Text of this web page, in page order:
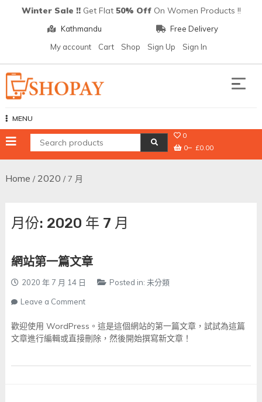
Winter Sale !! Get Flat 50% Off On Women Products !!
Kathmandu
Free Delivery
My account
Cart Shop Sign Up Sign In
MENU
0
0
£0.00
Home / 2020 / 7 月
月份: 2020 年 7 月
網站第一篇文章
2020 年 7 月 14 日 Posted in: 未分類
Leave a Commenton
站
第
一
歡迎使用 WordPress。這是這個網站的第一篇文章，試試為這篇
文章進行編輯或直接刪除，然後開始撰寫新文章！